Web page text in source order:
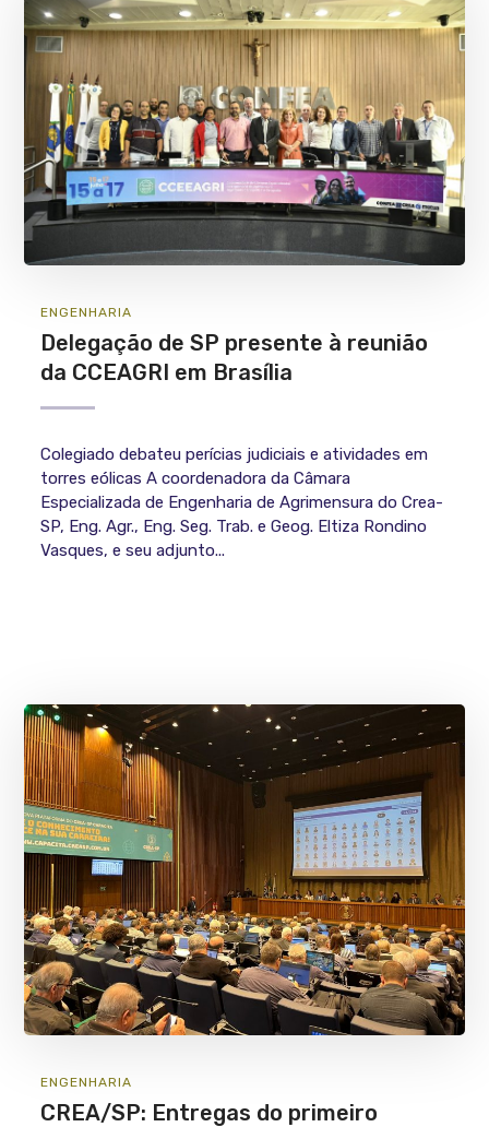
ENGENHARIA
Delegação de SP presente à reunião
da CCEAGRI em Brasília
Colegiado debateu perícias judiciais e atividades em
torres eólicas A coordenadora da Câmara
Especializada de Engenharia de Agrimensura do Crea-
SP, Eng. Agr., Eng. Seg. Trab. e Geog. Eltiza Rondino
Vasques, e seu adjunto...
ENGENHARIA
CREA/SP: Entregas do primeiro